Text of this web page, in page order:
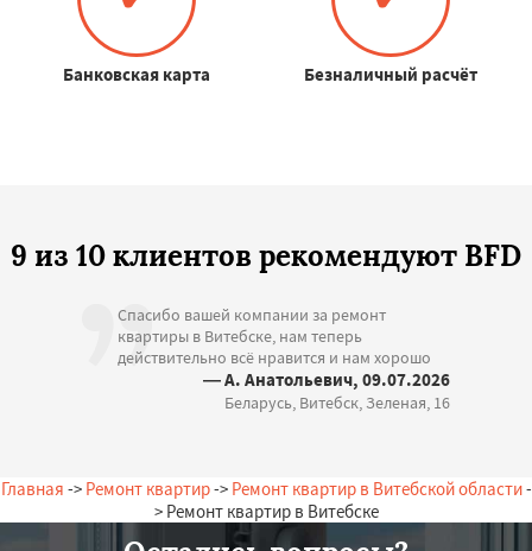
Банковская карта Безналичный расчёт
9 из 10 клиентов рекомендуют BFD
Спасибо вашей компании за ремонт
квартиры в Витебске, нам теперь
действительно всё нравится и нам хорошо
— А. Анатольевич, 09.07.2026
Беларусь, Витебск, Зеленая, 16
Главная -> Ремонт квартир-> Ремонт квартир в Витебской области-
> Ремонт квартир в Витебске